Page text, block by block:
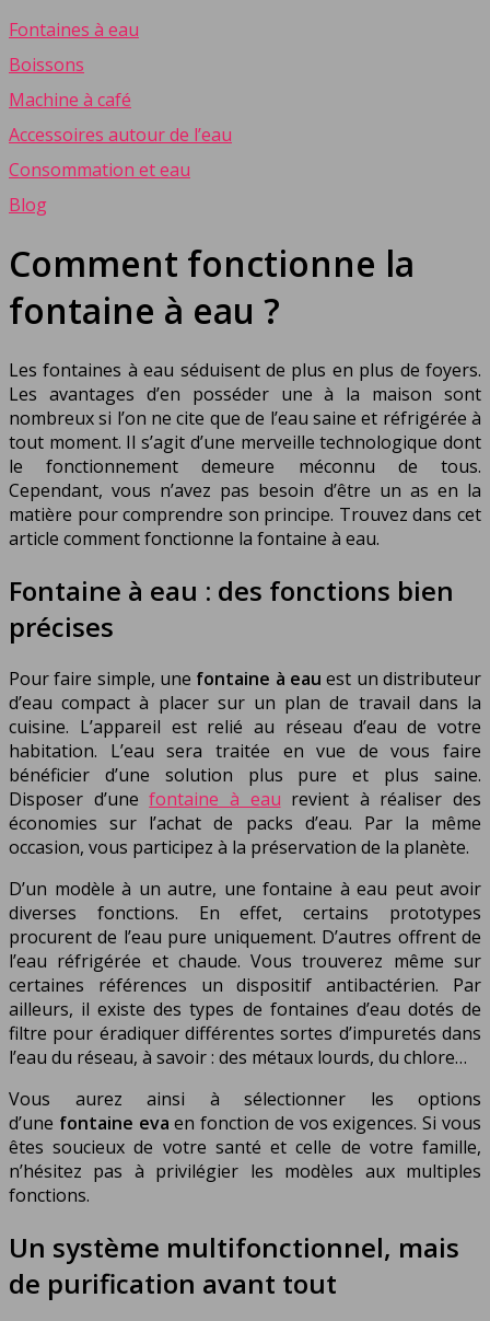
Fontaines à eau
Boissons
Machine à café
Accessoires autour de l’eau
Consommation et eau
Blog
Comment fonctionne la
fontaine à eau ?
Les fontaines à eau séduisent de plus en plus de foyers.
Les avantages d’en posséder une à la maison sont
nombreux si l’on ne cite que de l’eau saine et réfrigérée à
tout moment. Il s’agit d’une merveille technologique dont
le fonctionnement demeure méconnu de tous.
Cependant, vous n’avez pas besoin d’être un as en la
matière pour comprendre son principe. Trouvez dans cet
article comment fonctionne la fontaine à eau.
Fontaine à eau : des fonctions bien
précises
Pour faire simple, une fontaine à eau est un distributeur
d’eau compact à placer sur un plan de travail dans la
cuisine. L’appareil est relié au réseau d’eau de votre
habitation. L’eau sera traitée en vue de vous faire
bénéficier d’une solution plus pure et plus saine.
Disposer d’unefontaine à eau revient à réaliser des
économies sur l’achat de packs d’eau. Par la même
occasion, vous participez à la préservation de la planète.
D’un modèle à un autre, une fontaine à eau peut avoir
diverses fonctions. En effet, certains prototypes
procurent de l’eau pure uniquement. D’autres offrent de
l’eau réfrigérée et chaude. Vous trouverez même sur
certaines références un dispositif antibactérien. Par
ailleurs, il existe des types de fontaines d’eau dotés de
filtre pour éradiquer différentes sortes d’impuretés dans
l’eau du réseau, à savoir : des métaux lourds, du chlore…
Vous aurez ainsi à sélectionner les options
d’une fontaine eva en fonction de vos exigences. Si vous
êtes soucieux de votre santé et celle de votre famille,
n’hésitez pas à privilégier les modèles aux multiples
fonctions.
Un système multifonctionnel, mais
de purification avant tout